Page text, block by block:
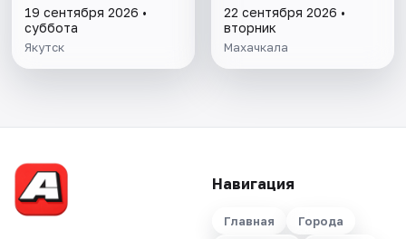
19 сентября 2026 •
суббота
Якутск
22 сентября 2026 •
вторник
Махачкала
Навигация
Главная Города